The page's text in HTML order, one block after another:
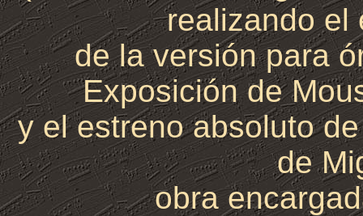
realizando el
de la versión para
Exposiciónde
y el estreno absoluto
de
obra